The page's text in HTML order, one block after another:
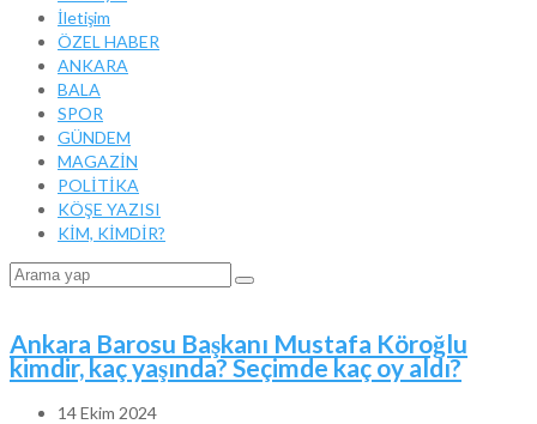
İletişim
ÖZEL HABER
ANKARA
BALA
SPOR
GÜNDEM
MAGAZİN
POLİTİKA
KÖŞE YAZISI
KİM, KİMDİR?
Ankara Barosu Başkanı Mustafa Köroğlu
kimdir, kaç yaşında? Seçimde kaç oy aldı?
14 Ekim 2024